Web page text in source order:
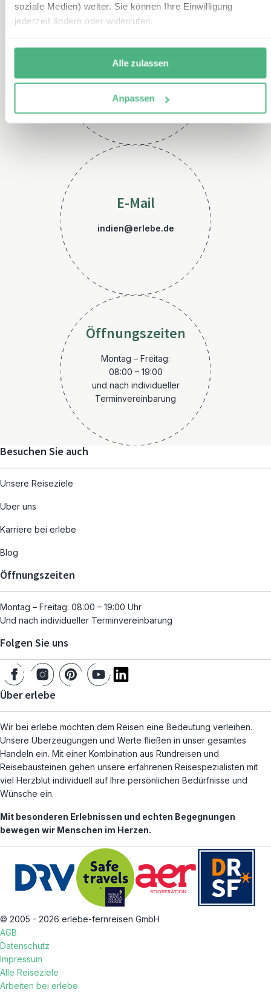
soziale Medien) weiter. Sie können Ihre Einwilligung
jederzeit ändern oder widerrufen.
Alle zulassen
Anpassen
Telefon
+49 2151 3880 125
E-Mail
indien@erlebe.de
Öffnungszeiten
Montag – Freitag:
08:00 – 19:00
und nach individueller
Terminvereinbarung
Besuchen Sie auch
Unsere Reiseziele
Über uns
Karriere bei erlebe
Blog
Öffnungszeiten
Montag – Freitag: 08:00 – 19:00 Uhr
Und nach individueller Terminvereinbarung
Folgen Sie uns
Über erlebe
Wir bei erlebe möchten dem Reisen eine Bedeutung verleihen.
Unsere Überzeugungen und Werte fließen in unser gesamtes
Handeln ein. Mit einer Kombination aus Rundreisen und
Reisebausteinen gehen unsere erfahrenen Reisespezialisten mit
viel Herzblut individuell auf Ihre persönlichen Bedürfnisse und
Wünsche ein.
Mit besonderen Erlebnissen und echten Begegnungen
bewegen wir Menschen im Herzen.
© 2005 - 2026 erlebe-fernreisen GmbH
AGB
Datenschutz
Impressum
Alle Reiseziele
Arbeiten bei erlebe